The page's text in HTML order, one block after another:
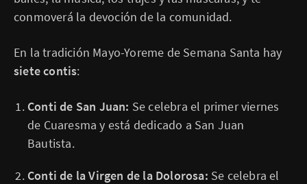
conmoverá la devoción de la comunidad.
En la tradición Mayo-Yoreme de Semana Santa hay
siete contis:
Conti de San Juan: Se celebra el primer viernes
de Cuaresma y está dedicado a San Juan
Bautista.
Conti de la Virgen de la Dolorosa: Se celebra el